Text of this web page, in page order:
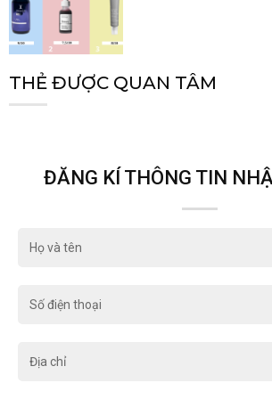
THẺ ĐƯỢC QUAN TÂM
ĐĂNG KÍ THÔNG TIN
và
điện
chỉ